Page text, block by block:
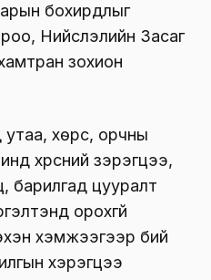
бохирдлыг
Нийслэлийн Засаг
зохион
хөрс, орчны
хүрсний зэрэгцээ,
барилгад цууралт
орохгүй
хэмжээгээр бий
хэрэгцээ